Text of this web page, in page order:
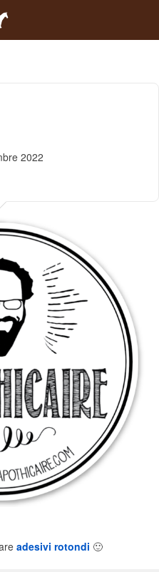
2022
adesivi rotondi 🙂